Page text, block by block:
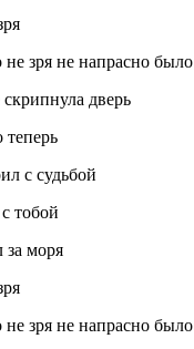
зря не напрасно было
дверь
теперь
с судьбой
тобой
за моря
зря не напрасно было